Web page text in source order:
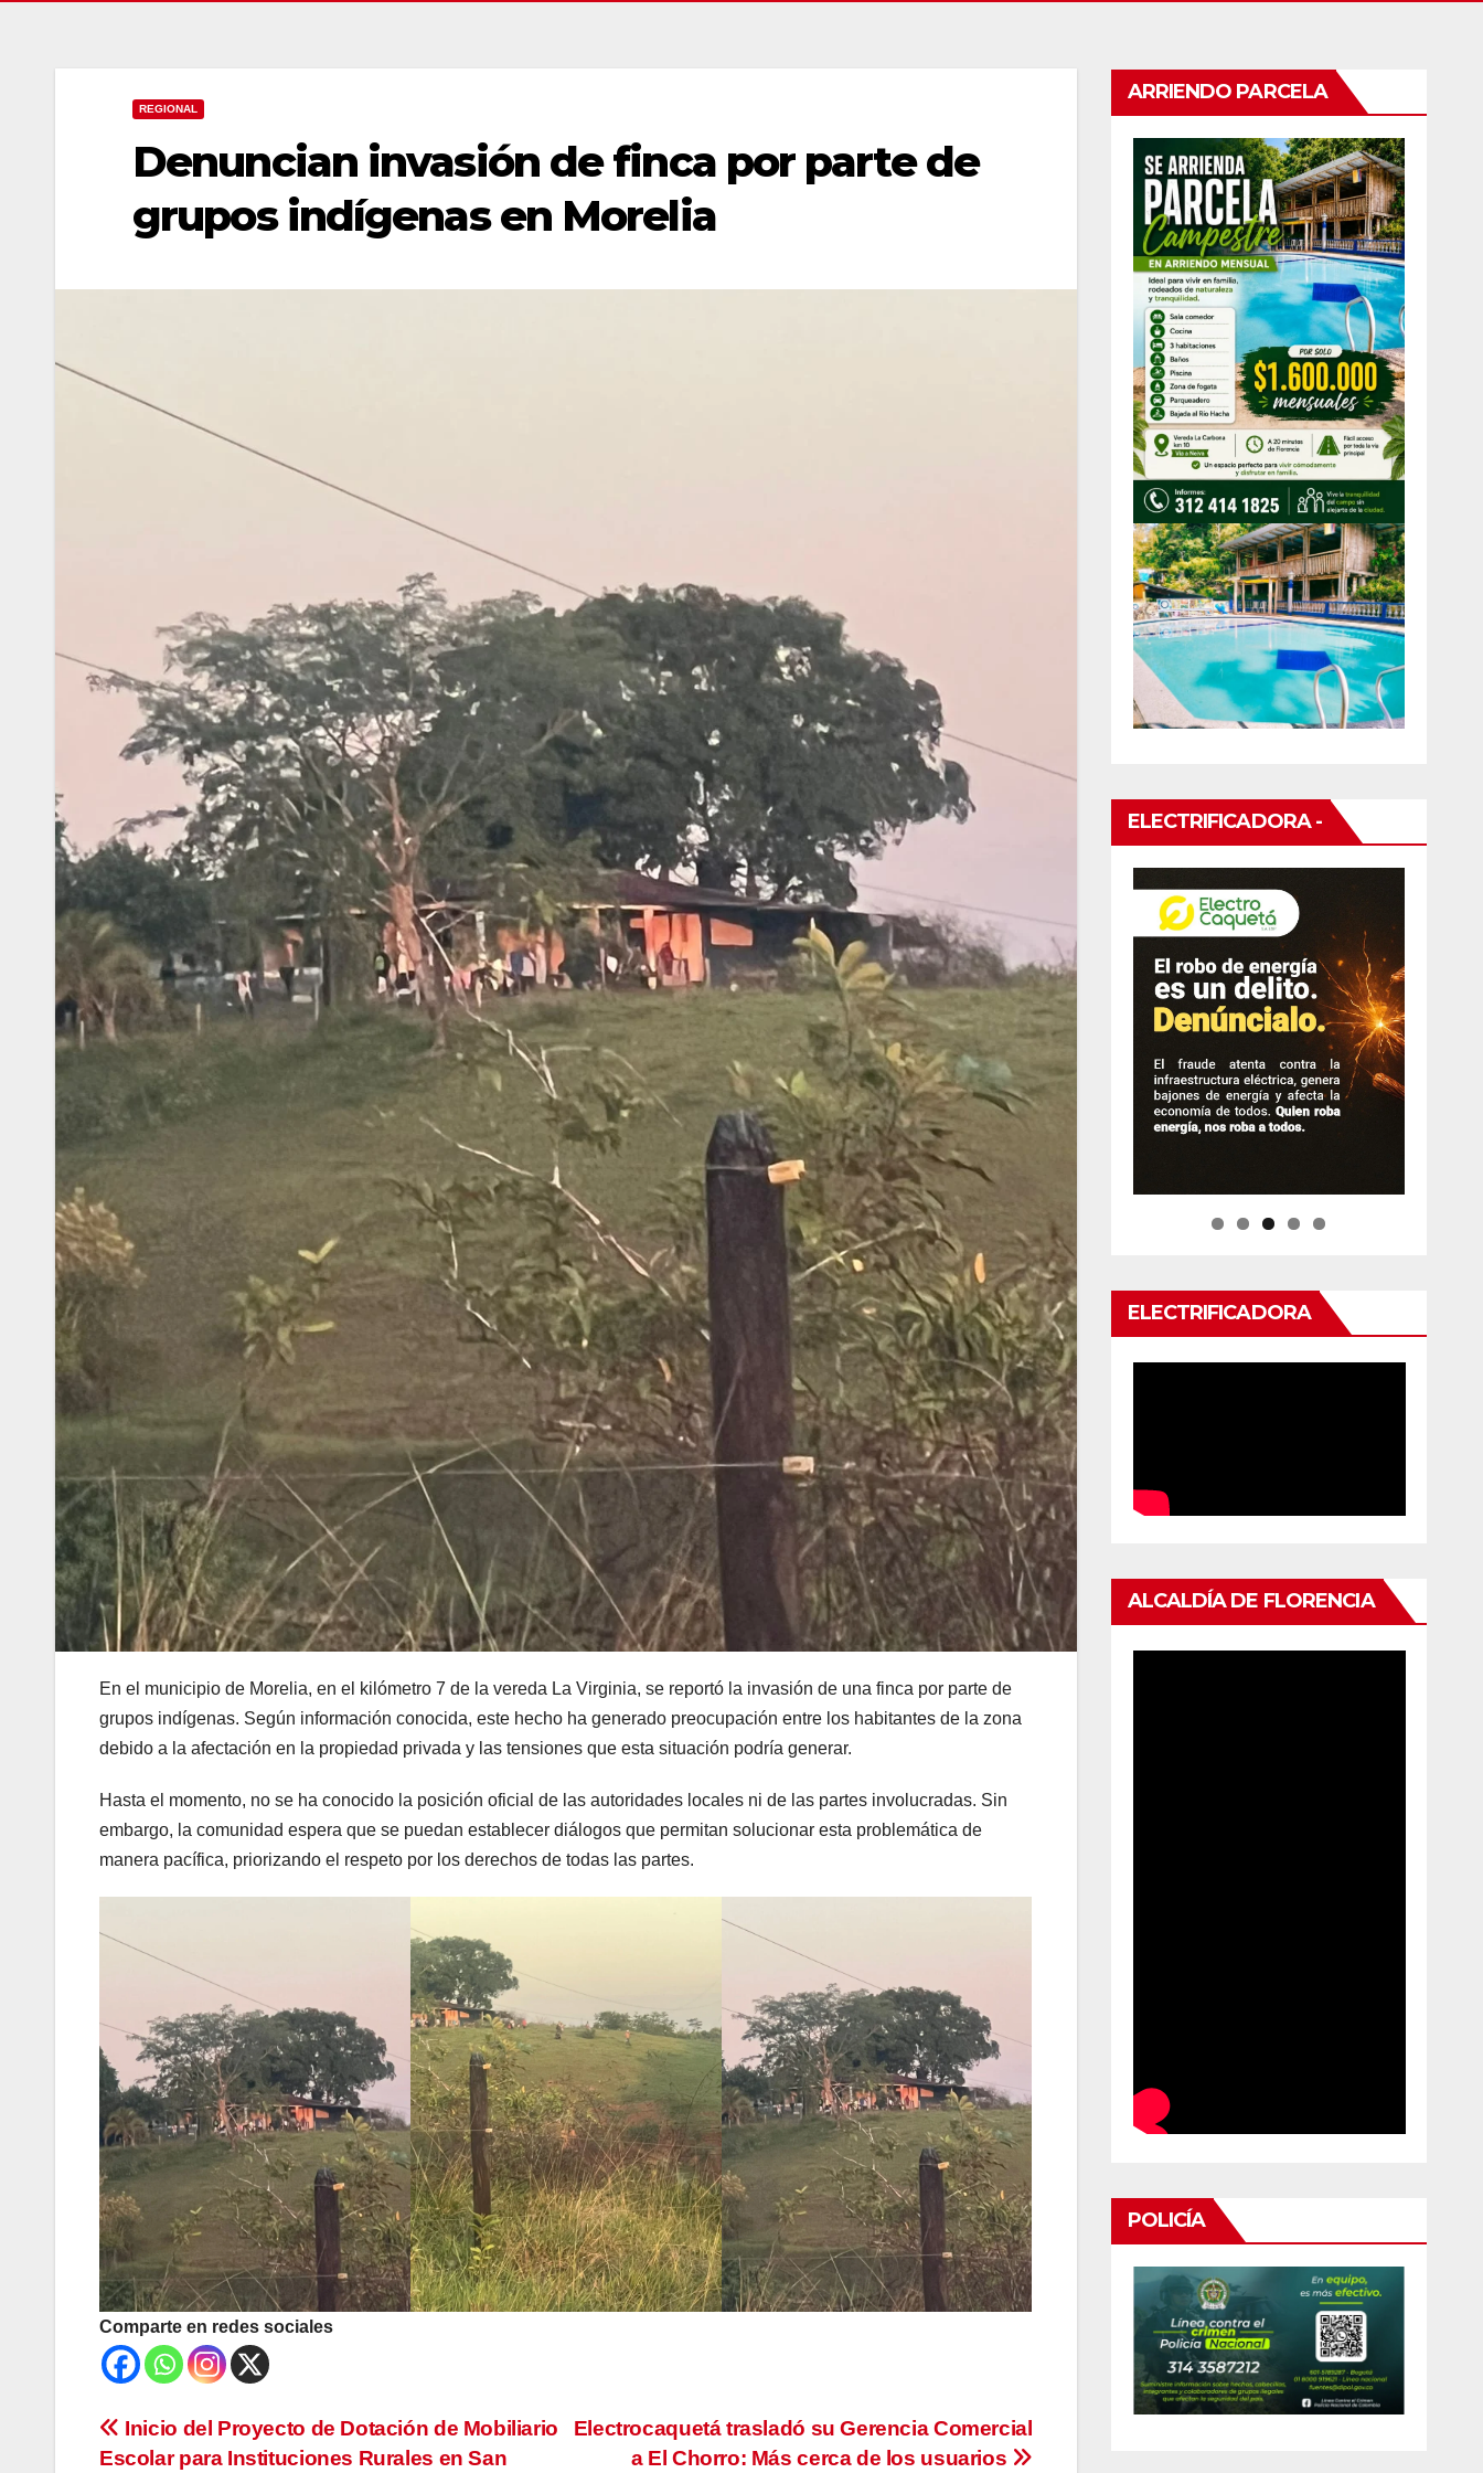
REGIONAL
Denuncian invasión de finca por parte de
grupos indígenas en Morelia
En el municipio de Morelia, en el kilómetro 7 de la vereda La Virginia, se reportó la invasión de una finca por parte de
grupos indígenas. Según información conocida, este hecho ha generado preocupación entre los habitantes de la zona
debido a la afectación en la propiedad privada y las tensiones que esta situación podría generar.
Hasta el momento, no se ha conocido la posición oficial de las autoridades locales ni de las partes involucradas. Sin
embargo, la comunidad espera que se puedan establecer diálogos que permitan solucionar esta problemática de
manera pacífica, priorizando el respeto por los derechos de todas las partes.
Comparte en redes sociales
Navegación
Electrocaquetá trasladó su Gerencia Comercial
a El Chorro: Más cerca de los usuarios
Inicio del Proyecto de Dotación de Mobiliario
Escolar para Instituciones Rurales en San
ARRIENDO PARCELA
ELECTRIFICADORA -
ELECTRIFICADORA
ALCALDÍA DE FLORENCIA
POLICÍA